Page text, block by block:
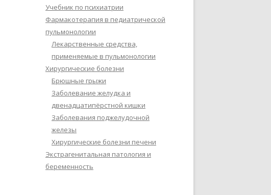
Учебник по психиатрии
Фармакотерапия в педиатрической
пульмонологии
Лекарственные средства,
применяемые в пульмонологии
Хирургические болезни
Брюшные грыжи
Заболевание желудка и
двенадцатипёрстной кишки
Заболевания поджелудочной
железы
Хирургические болезни печени
Экстрагенитальная патология и
беременность